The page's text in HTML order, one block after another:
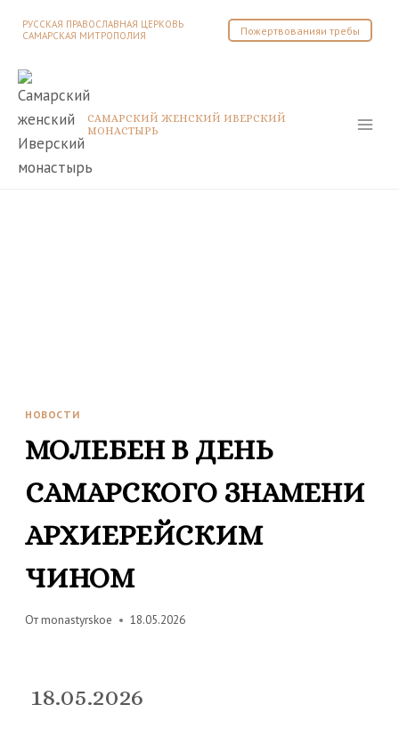
РУССКАЯ ПРАВОСЛАВНАЯ ЦЕРКОВЬ
САМАРСКАЯ МИТРОПОЛИЯ
Пожертвованияи требы
САМАРСКИЙ ЖЕНСКИЙ ИВЕРСКИЙ
МОНАСТЫРЬ
НОВОСТИ
МОЛЕБЕН В ДЕНЬ
САМАРСКОГО ЗНАМЕНИ
АРХИЕРЕЙСКИМ
ЧИНОМ
Отmonastyrskoe 18.05.2026
18.05.2026